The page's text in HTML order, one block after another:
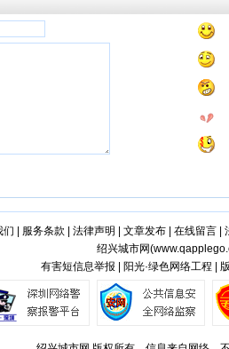
们 服务条款 法律声明 文章发布| 在线留言|
绍兴城市网(
有害短信息举报 | 阳光·绿色网络工程 |